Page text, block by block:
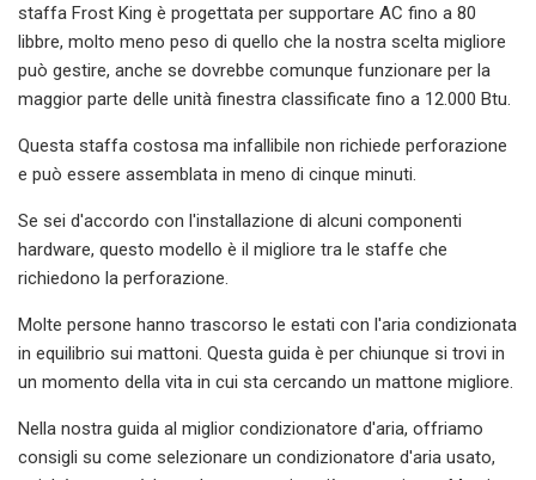
staffa Frost King è progettata per supportare AC fino a 80
libbre, molto meno peso di quello che la nostra scelta migliore
può gestire, anche se dovrebbe comunque funzionare per la
maggior parte delle unità finestra classificate fino a 12.000 Btu.
Questa staffa costosa ma infallibile non richiede perforazione
e può essere assemblata in meno di cinque minuti.
Se sei d'accordo con l'installazione di alcuni componenti
hardware, questo modello è il migliore tra le staffe che
richiedono la perforazione.
Molte persone hanno trascorso le estati con l'aria condizionata
in equilibrio sui mattoni. Questa guida è per chiunque si trovi in ​​
un momento della vita in cui sta cercando un mattone migliore.
Nella nostra guida al miglior condizionatore d'aria, offriamo
consigli su come selezionare un condizionatore d'aria usato,